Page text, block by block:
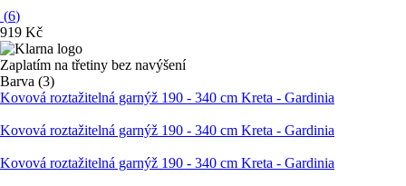
(6)
919 Kč
Zaplatím na třetiny bez navýšení
Barva (3)
Kovová roztažitelná garnýž 190 - 340 cm Kreta - Gardinia
Kovová roztažitelná garnýž 190 - 340 cm Kreta - Gardinia
Kovová roztažitelná garnýž 190 - 340 cm Kreta - Gardinia